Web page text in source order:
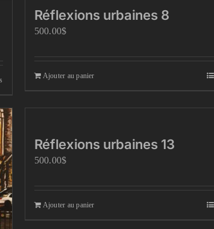
Réflexions urbaines 8
500.00$
Ajouter au panier
Réflexions urbaines 13
500.00$
Ajouter au panier